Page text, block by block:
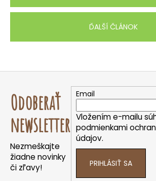
ĎALŠÍ ČLÁNOK
Odoberať
newsletter
Nezmeškajte
žiadne novinky
či zľavy!
Email
Vložením e-mailu
podmienkami
údajov.
PRIHLÁSIŤ SA